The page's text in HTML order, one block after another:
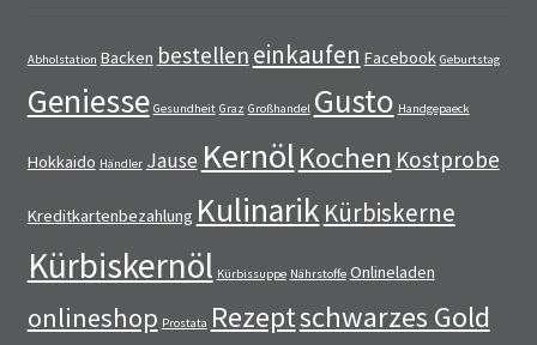
Abholstation Backen bestellen einkaufen Facebook Geburtstag
Geniesse Gesundheit Graz Großhandel Gusto Handgepaeck
Hokkaido Händler Jause KernölKochen Kostprobe
Kreditkartenbezahlung Kulinarik Kürbiskerne
Kürbiskernöl Kürbissuppe Nährstoffe Onlineladen
onlineshop Prostata Rezeptschwarzes Gold